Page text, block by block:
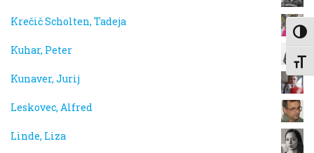
Krečič Scholten, Tadeja
Kuhar, Peter
Kunaver, Jurij
Leskovec, Alfred
Linde, Liza